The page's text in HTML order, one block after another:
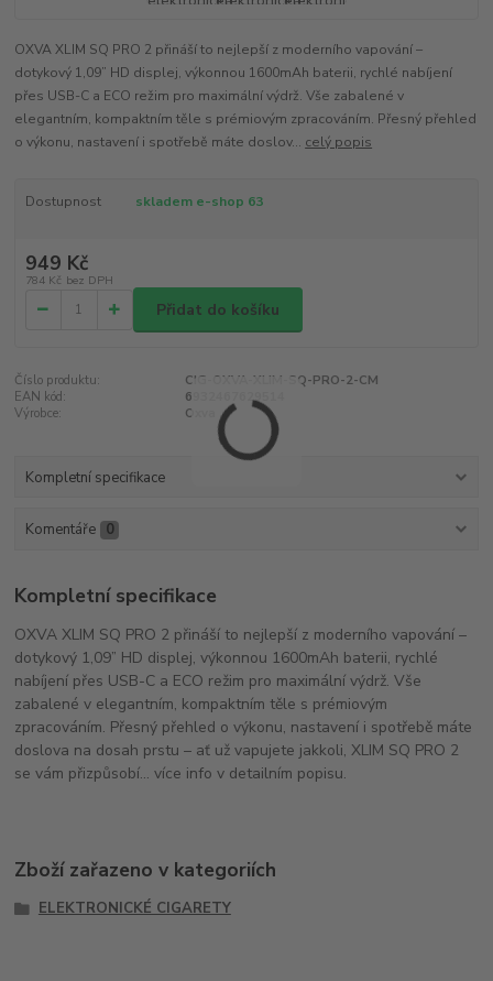
OXVA XLIM SQ PRO 2 přináší to nejlepší z moderního vapování –
dotykový 1,09” HD displej, výkonnou 1600mAh baterii, rychlé nabíjení
přes USB-C a ECO režim pro maximální výdrž. Vše zabalené v
elegantním, kompaktním těle s prémiovým zpracováním. Přesný přehled
o výkonu, nastavení i spotřebě máte doslov... celý popis
Dostupnost skladem e-shop 63
949 Kč
784 Kč bez DPH
Přidat do košíku
Číslo produktu:
CIG-OXVA-XLIM-SQ-PRO-2-CM
EAN kód:
6932467629514
Výrobce:
Oxva
Kompletní specifikace
Komentáře 0
Kompletní specifikace
OXVA XLIM SQ PRO 2 přináší to nejlepší z moderního vapování –
dotykový 1,09” HD displej, výkonnou 1600mAh baterii, rychlé
nabíjení přes USB-C a ECO režim pro maximální výdrž. Vše
zabalené v elegantním, kompaktním těle s prémiovým
zpracováním. Přesný přehled o výkonu, nastavení i spotřebě máte
doslova na dosah prstu – ať už vapujete jakkoli, XLIM SQ PRO 2
se vám přizpůsobí... více info v detailním popisu.
Zboží zařazeno v kategoriích
ELEKTRONICKÉ CIGARETY